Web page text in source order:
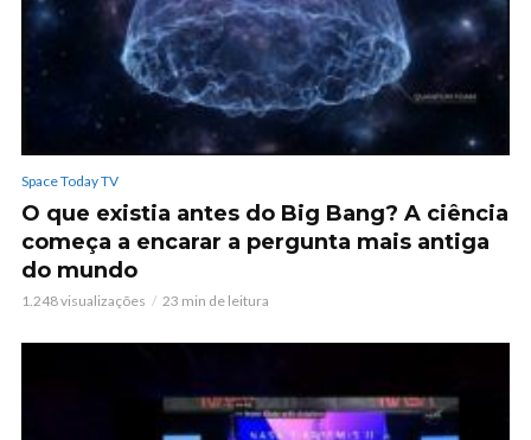
Space Today TV
O que existia antes do Big Bang? A ciência
começa a encarar a pergunta mais antiga
do mundo
1.248 visualizações 23 min de leitura